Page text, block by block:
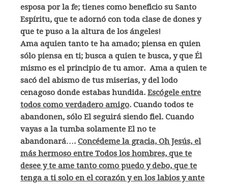
esposa por la fe; tienes como beneficio su Santo
Espíritu, que te adornó con toda clase de dones y
que te puso a la altura de los ángeles!
Ama aquien tanto te ha amado; piensa en quien
sólo piensa en ti; busca a quien te busca, y que Él
mismo es el principio de tu amor. Ama a quien te
sacó del abismo de tus miserias, y del lodo
cenagoso donde estabas hundida. Escógele entre
todos como verdadero amigo. Cuando todos te
abandonen, sólo El seguirá siendo fiel. Cuando
vayas a la tumba solamente El no te
abandonará…. Concédeme la gracia, Oh Jesús, el
más hermoso entre Todos los hombres, que te
desee y te ame tanto como puedo y debo, que te
tenga a ti solo en el corazón y en los labios y ante